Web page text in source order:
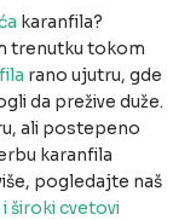
karanfila?
trenutku tokom
rano ujutru, gde
da prežive duže.
ali postepeno
karanfila
pogledajte naš
široki cvetovi